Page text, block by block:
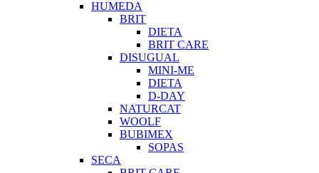
HUMEDA
BRIT
DIETA
BRIT CARE
DISUGUAL
MINI-ME
DIETA
D-DAY
NATURCAT
WOOLF
BUBIMEX
SOPAS
SECA